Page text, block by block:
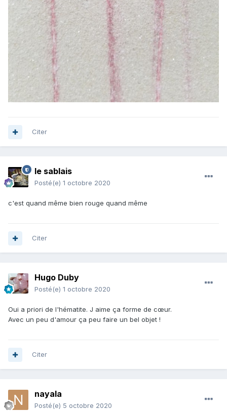
Citer
le sablais
Posté(e) 1 octobre 2020
c'est quand même bien rouge quand même
Citer
Hugo Duby
Posté(e) 1 octobre 2020
Oui a priori de l'hématite. J aime ça forme de cœur.
Avec un peu d'amour ça peu faire un bel objet !
Citer
nayala
Posté(e) 5 octobre 2020